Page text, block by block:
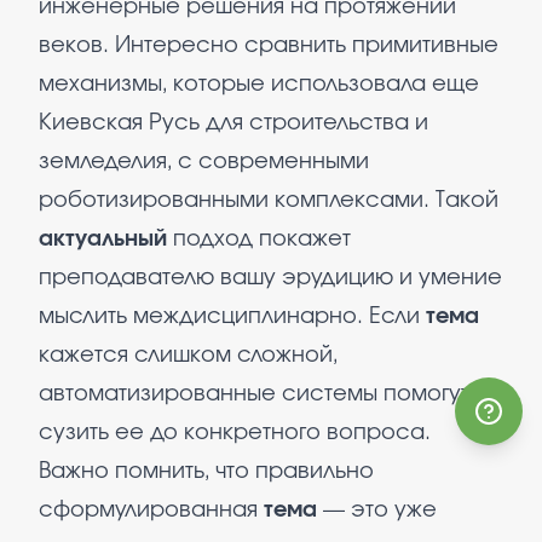
инженерные решения на протяжении
веков. Интересно сравнить примитивные
механизмы, которые использовала еще
Киевская Русь для строительства и
земледелия, с современными
роботизированными комплексами. Такой
актуальный подход покажет
преподавателю вашу эрудицию и умение
мыслить междисциплинарно. Если тема
кажется слишком сложной,
автоматизированные системы помогут
сузить ее до конкретного вопроса.
Важно помнить, что правильно
сформулированная тема — это уже